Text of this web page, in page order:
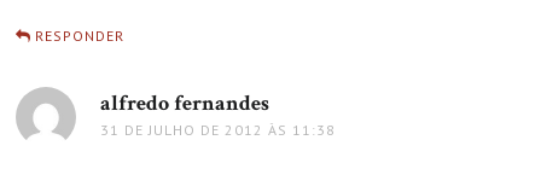
RESPONDER
alfredo fernandes
31 DE JULHO DE 2012 ÀS 11:38